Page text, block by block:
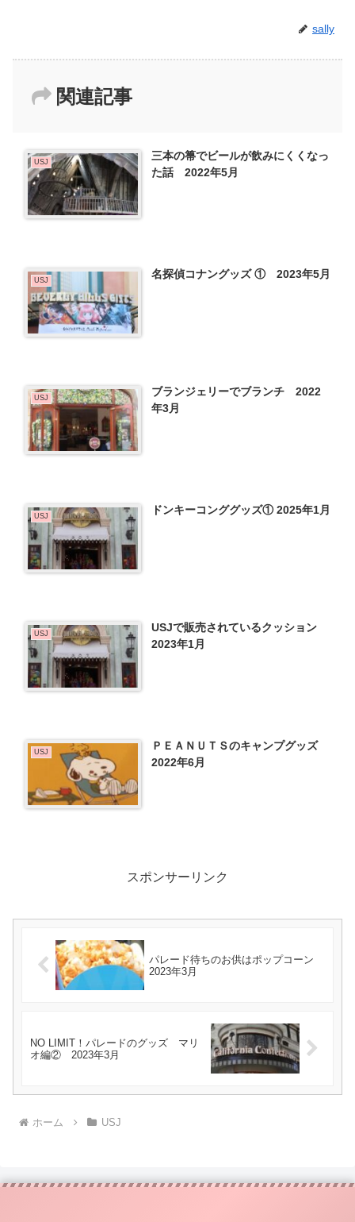
sally
関連記事
USJ
三本の箒でビールが飲みにくくなっ
た話 2022年5月
USJ 名探偵コナングッズ ① 2023年5月
USJ
ブランジェリーでブランチ 2022
年3月
USJ ドンキーコンググッズ① 2025年1月
USJ
USJで販売されているクッション
2023年1月
USJ
ＰＥＡＮＵＴＳのキャンプグッズ
2022年6月
スポンサーリンク
パレード待ちのお供はポップコーン
2023年3月
NO LIMIT！パレードのグッズ マリ
オ編② 2023年3月
ホーム USJ